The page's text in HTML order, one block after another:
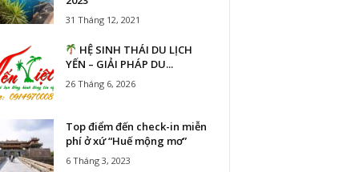
31 Tháng 12, 2021
HỆ SINH THÁI DU LỊCH
YẾN – GIẢI PHÁP DU...
26 Tháng 6, 2026
Top điểm đến check-in miễn
phí ở xứ “Huế mộng mơ”
6 Tháng 3, 2023